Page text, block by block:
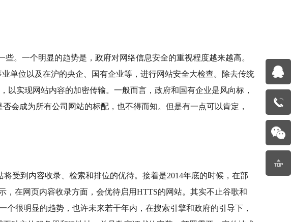
一个明显的趋势是，政府对网络信息安全的重视程度越来越高。
单位以及在沪的央企、国有企业等，进行网站安全大检查。除去传统
实现网站内容的加密传输。一般而言，政府和国有企业是风向标，
会成为所有公司网站的标配，也不得而知。但是有一点可以肯定，
到内容收录、检索和排位的优待。接着是2014年底的时候，在部
在网页内容收录方面，会优待启用HTTS的网站。其实不止谷歌和
很明显的趋势，也许未来若干年内，在搜索引擎和政府的引导下，